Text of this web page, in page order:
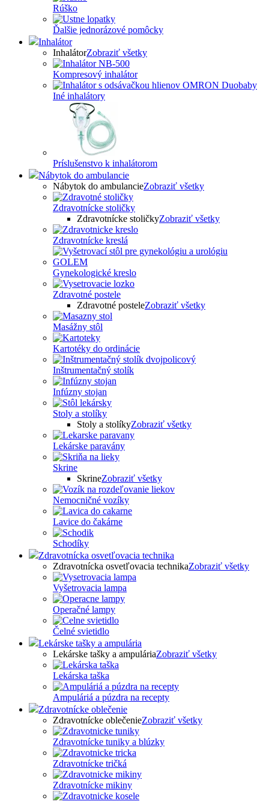
Rúško
Ďalšie jednorázové pomôcky
Inhalátor
InhalátorZobraziť všetky
Kompresový inhalátor
Iné inhalátory
Príslušenstvo k inhalátorom
Nábytok do ambulancie
Nábytok do ambulancieZobraziť všetky
Zdravotnícke stoličky
Zdravotnícke stoličkyZobraziť všetky
Zdravotnícke kreslá
Gynekologické kreslo
Zdravotné postele
Zdravotné posteleZobraziť všetky
Masážny stôl
Kartotéky do ordinácie
Inštrumentačný stolík
Infúzny stojan
Stoly a stolíky
Stoly a stolíkyZobraziť všetky
Lekárske paravány
Skrine
SkrineZobraziť všetky
Nemocničné vozíky
Lavice do čakárne
Schodíky
Zdravotnícka osvetľovacia technika
Zdravotnícka osvetľovacia technikaZobraziť všetky
Vyšetrovacia lampa
Operačné lampy
Čelné svietidlo
Lekárske tašky a ampulária
Lekárske tašky a ampuláriaZobraziť všetky
Lekárska taška
Ampuláriá a púzdra na recepty
Zdravotnícke oblečenie
Zdravotnícke oblečenieZobraziť všetky
Zdravotnícke tuniky a blúzky
Zdravotnícke tričká
Zdravotnícke mikiny